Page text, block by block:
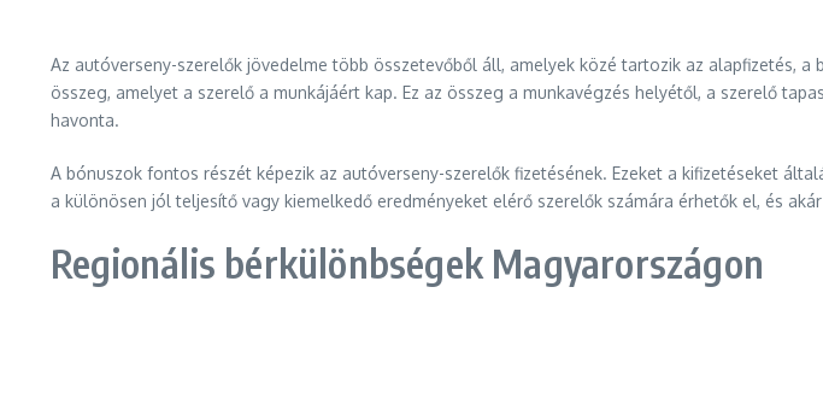
Az autóverseny-szerelők jövedelme több összetevőből áll, amelyek közé tartozik az alapfizetés,
összeg, amelyet a szerelő a munkájáért kap. Ez az összeg a munkavégzés helyétől, a szerelő
havonta.
A bónuszok fontos részét képezik az autóverseny-szerelők fizetésének. Ezeket a kifizetéseket
a különösen jól teljesítő vagy kiemelkedő eredményeket elérő szerelők számára érhetők el, és
Regionális bérkülönbségek Magyarországon